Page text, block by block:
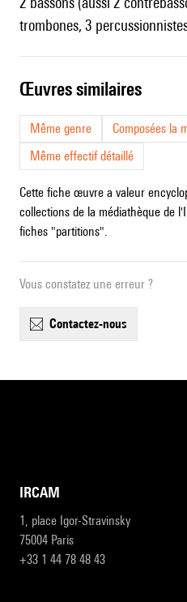
trombones, 3
œuvres similaires
Même genre
Composées la
Même effectif détaillé
Cette fiche œuvre a valeur
collections de la médiathèque de
fiches "partitions".
Vous constatez une erreur ?
contactez-nous
IRCAM
1, place Igor-Stravinsky
75004 Paris
+33 1 44 78 48 43